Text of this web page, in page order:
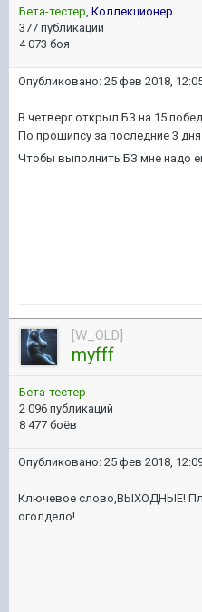
Бета-тестер, Коллекционер
377 публикаций
4 073 боя
Опубликовано: 25 фев 2018,
В четверг открыл БЗ на 15
По прошипсу за последние 3
Чтобы выполнить БЗ мне надо
[W_OLD]
myfff
Бета-тестер
2 096 публикаций
8 477 боёв
Опубликовано: 25 фев 2018,
Ключевое слово,ВЫХОДНЫЕ!
оголдело!